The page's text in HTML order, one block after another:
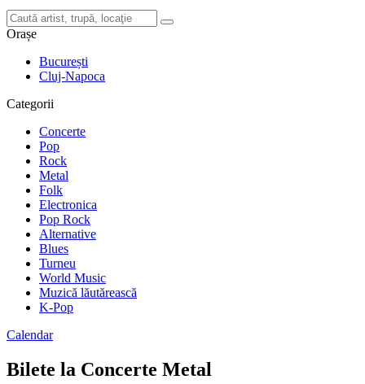
Orașe
București
Cluj-Napoca
Categorii
Concerte
Pop
Rock
Metal
Folk
Electronica
Pop Rock
Alternative
Blues
Turneu
World Music
Muzică lăutărească
K-Pop
Calendar
Bilete la Concerte Metal